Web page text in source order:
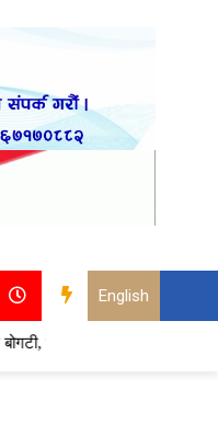
English
सुरक्षालाई प्रभावकारी बनाउने